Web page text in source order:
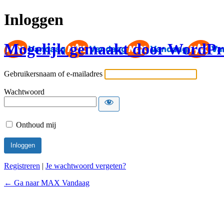
Inloggen
Mogelijk gemaakt door
Gebruikersnaam of e-mailadres
Wachtwoord
Onthoud mij
Registreren | Je wachtwoord vergeten?
← Ga naar MAX Vandaag